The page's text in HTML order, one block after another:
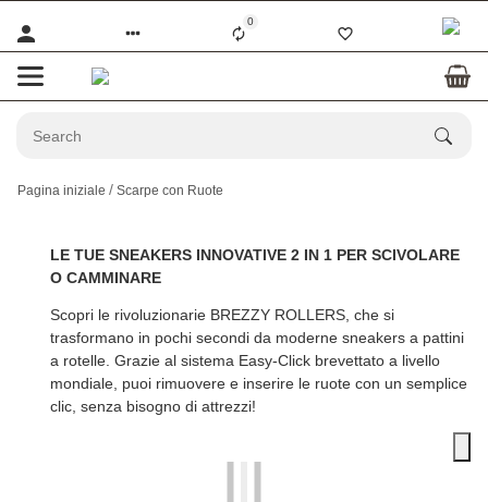
0
Pagina iniziale Scarpe con Ruote
LE TUE SNEAKERS INNOVATIVE 2 IN 1 PER SCIVOLARE
O CAMMINARE
Scopri le rivoluzionarie BREZZY ROLLERS , che si
trasformano in pochi secondi da moderne sneakers a pattini
a rotelle. Grazie al sistema Easy-Click brevettato a livello
mondiale, puoi rimuovere e inserire le ruote con un semplice
clic, senza bisogno di attrezzi!